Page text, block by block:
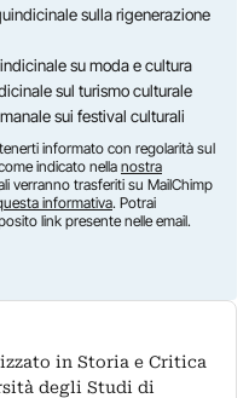
sulla rigenerazione
su moda e cultura
sul turismo culturale
sui festival culturali
informato con regolarità sul
indicato nella nostra
verranno trasferiti su MailChimp
informativa. Potrai
link presente nelle email.
in Storia e Critica
degli Studi di